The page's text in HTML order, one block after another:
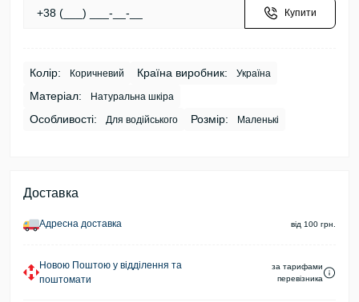
Купити
Колір: Коричневий Країна виробник: Україна
Матеріал: Натуральна шкіра
Особливості: Для водійського Розмір: Маленькі
Доставка
Адресна доставка від 100 грн.
Новою Поштою у відділення та
поштомати
за тарифами
перевізника